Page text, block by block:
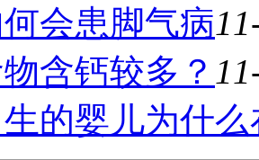
会患脚气病
含钙较多？
的婴儿为什么